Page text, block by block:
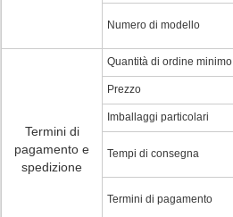
Numero di modello
Termini di
pagamento e
spedizione
Quantità di ordine minimo
Prezzo
Imballaggi particolari
Tempi di consegna
Termini di pagamento